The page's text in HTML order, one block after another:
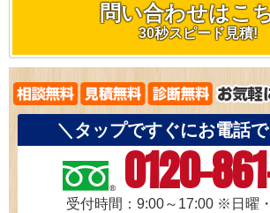
問い合わせはこ
30秒スピード見積!
＼タップですぐにお電話
0120-
受付時間：9:00～17:00 ※日曜